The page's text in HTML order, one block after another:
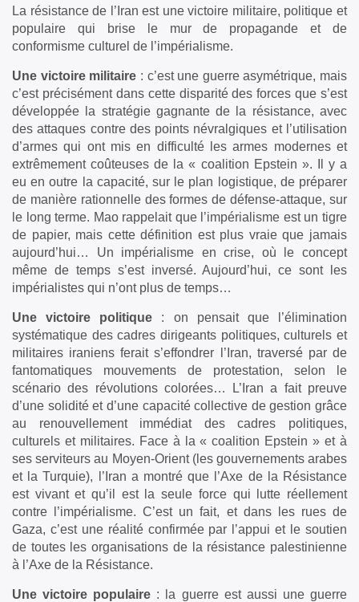
La résistance de l’Iran est une victoire militaire, politique et
populaire qui brise le mur de propagande et de
conformisme culturel de l’impérialisme.
Une victoire militaire : c’est une guerre asymétrique, mais
c’est précisément dans cette disparité des forces que s’est
développée la stratégie gagnante de la résistance, avec
des attaques contre des points névralgiques et l’utilisation
d’armes qui ont mis en difficulté les armes modernes et
extrêmement coûteuses de la « coalition Epstein ». Il y a
eu en outre la capacité, sur le plan logistique, de préparer
de manière rationnelle des formes de défense-attaque, sur
le long terme. Mao rappelait que l’impérialisme est un tigre
de papier, mais cette définition est plus vraie que jamais
aujourd’hui… Un impérialisme en crise, où le concept
même de temps s’est inversé. Aujourd’hui, ce sont les
impérialistes qui n’ont plus de temps…
Une victoire politique : on pensait que l’élimination
systématique des cadres dirigeants politiques, culturels et
militaires iraniens ferait s’effondrer l’Iran, traversé par de
fantomatiques mouvements de protestation, selon le
scénario des révolutions colorées… L’Iran a fait preuve
d’une solidité et d’une capacité collective de gestion grâce
au renouvellement immédiat des cadres politiques,
culturels et militaires. Face à la « coalition Epstein » et à
ses serviteurs au Moyen-Orient (les gouvernements arabes
et la Turquie), l’Iran a montré que l’Axe de la Résistance
est vivant et qu’il est la seule force qui lutte réellement
contre l’impérialisme. C’est un fait, et dans les rues de
Gaza, c’est une réalité confirmée par l’appui et le soutien
de toutes les organisations de la résistance palestinienne
à l’Axe de la Résistance.
Une victoire populaire : la guerre est aussi une guerre